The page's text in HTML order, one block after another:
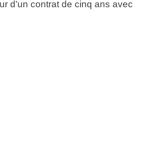
d’un contrat de cinq ans avec